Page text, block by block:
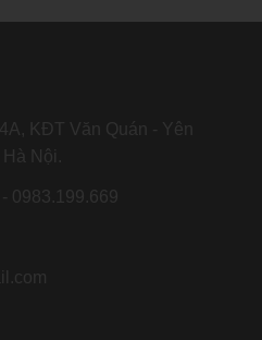
KĐT Văn Quán - Yên
Hà Nội.
0983.199.669